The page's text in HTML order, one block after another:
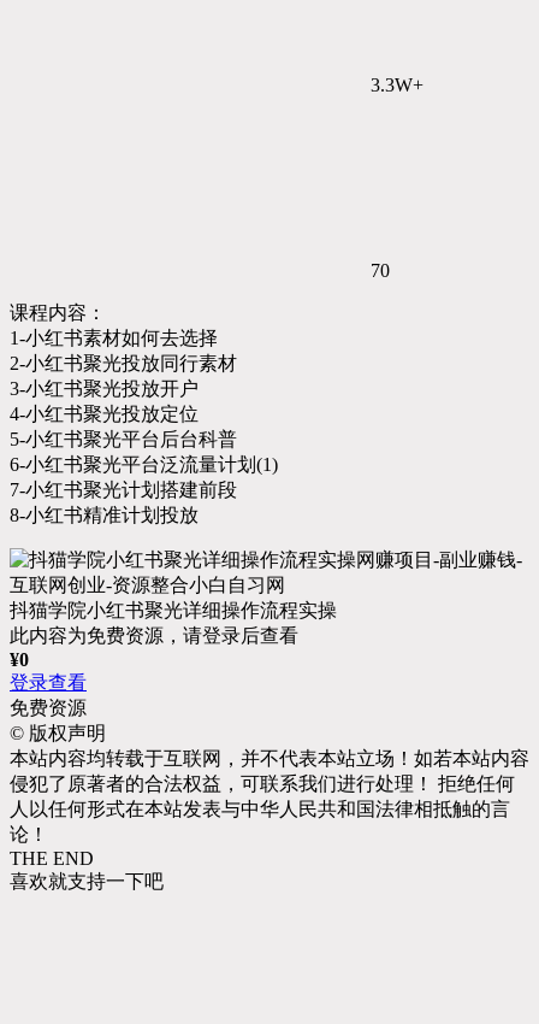
3.3W+
70
课程内容：
1-小红书素材如何去选择
2-小红书聚光投放同行素材
3-小红书聚光投放开户
4-小红书聚光投放定位
5-小红书聚光平台后台科普
6-小红书聚光平台泛流量计划(1)
7-小红书聚光计划搭建前段
8-小红书精准计划投放
抖猫学院小红书聚光详细操作流程实操
此内容为免费资源，请登录后查看
¥0
登录查看
免费资源
© 版权声明
本站内容均转载于互联网，并不代表本站立场！如若本站内容
侵犯了原著者的合法权益，可联系我们进行处理！ 拒绝任何
人以任何形式在本站发表与中华人民共和国法律相抵触的言
论！
THE END
喜欢就支持一下吧